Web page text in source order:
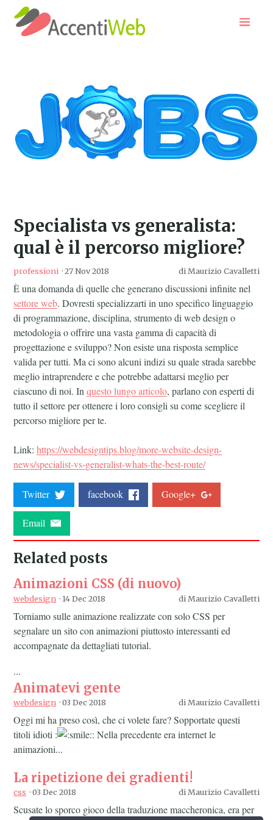
RSS
Specialista vs generalista:
qual è il percorso migliore?
professioni ·27 Nov 2018 diMaurizio Cavalletti
È una domanda di quelle che generano discussioni infinite nel
settore web. Dovresti specializzarti in uno specifico linguaggio
di programmazione, disciplina, strumento di web design o
metodologia o offrire una vasta gamma di capacità di
progettazione e sviluppo?Non esiste una risposta semplice
valida per tutti. Ma ci sono alcuni indizi su quale strada sarebbe
meglio intraprendere e che potrebbe adattarsi meglio per
ciascuno di noi. Inquesto lungo articolo, parlano con esperti di
tutto il settore per ottenere i loro consigli su come scegliere il
percorso migliore per te.
Link:https://webdesigntips.blog/more-website-design-
news/specialist-vs-generalist-whats-the-best-route/
Twitter facebook Google+
Email
Related posts
Animazioni CSS (di nuovo)
webdesign · 14 Dec 2018 di Maurizio Cavalletti
Torniamo sulle animazione realizzate con solo CSS per
segnalare un sito con animazioni piuttosto interessanti ed
accompagnate da dettagliati tutorial.
...
Animatevi gente
webdesign ·03 Dec 2018 di Maurizio Cavalletti
Oggi mi ha preso così, che ci volete fare? Sopportate questi
titoli idioti :
: Nella precedente era internet le
animazioni...
La ripetizione dei gradienti!
css ·03 Dec 2018 di Maurizio Cavalletti
Scusate lo sporco gioco della traduzione maccheronica, era per